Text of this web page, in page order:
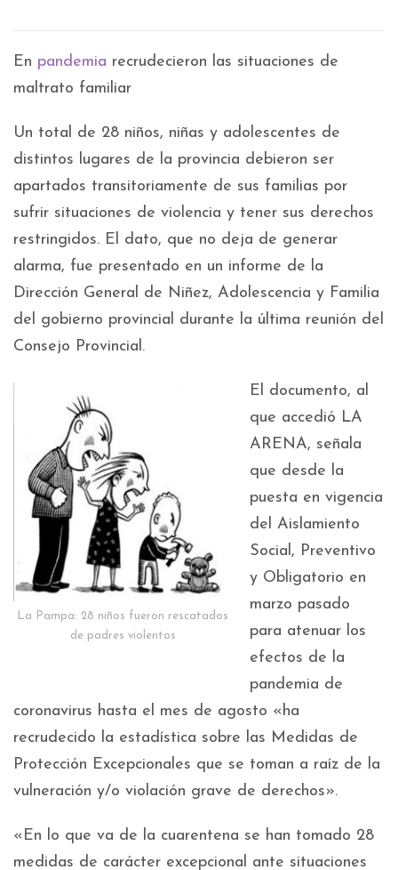
En pandemia recrudecieron las situaciones de
maltrato familiar
Un total de 28 niños, niñas y adolescentes de
distintos lugares de la provincia debieron ser
apartados transitoriamente de sus familias por
sufrir situaciones de violencia y tener sus derechos
restringidos. El dato, que no deja de generar
alarma, fue presentado en un informe de la
Dirección General de Niñez, Adolescencia y Familia
del gobierno provincial durante la última reunión del
Consejo Provincial.
La Pampa: 28 niños fueron rescatados
de padres violentos
El documento, al
que accedió LA
ARENA, señala
que desde la
puesta en vigencia
del Aislamiento
Social, Preventivo
y Obligatorio en
marzo pasado
para atenuar los
efectos de la
pandemia de
coronavirus hasta el mes de agosto «ha
recrudecido la estadística sobre las Medidas de
Protección Excepcionales que se toman a raíz de la
vulneración y/o violación grave de derechos».
«En lo que va de la cuarentena se han tomado 28
medidas de carácter excepcional ante situaciones